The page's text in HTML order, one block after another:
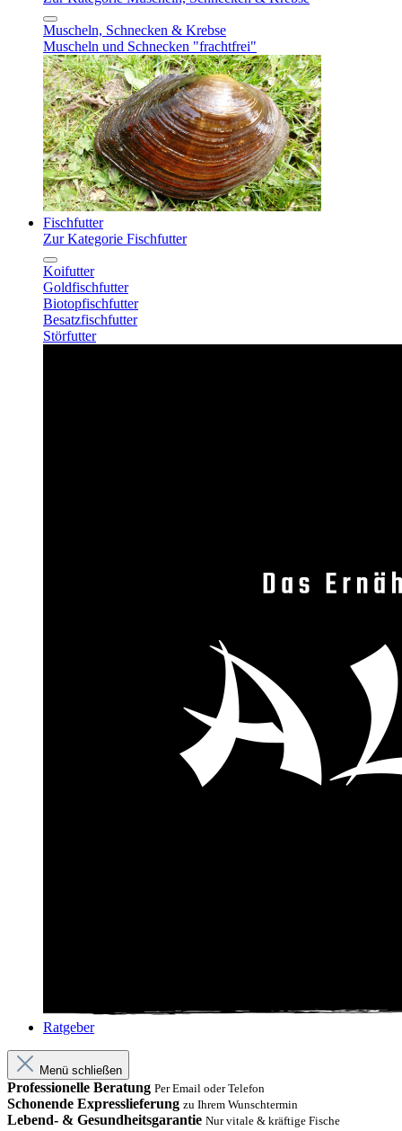
Muscheln, Schnecken & Krebse
Muscheln und Schnecken "frachtfrei"
Fischfutter
Zur Kategorie Fischfutter
Koifutter
Goldfischfutter
Biotopfischfutter
Besatzfischfutter
Störfutter
Ratgeber
Menü schließen
Professionelle Beratung Per Email oder Telefon
Schonende Expresslieferung zu Ihrem Wunschtermin
Lebend- & Gesundheitsgarantie Nur vitale & kräftige Fische